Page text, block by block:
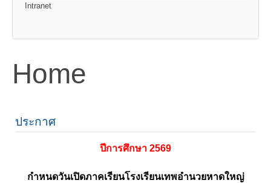
Intranet
Home
ประกาศ
ปีการศึกษา 2569
กำหนดวันเปิดภาคเรียนโรงเรียนเทพอำนวยหาดใหญ่